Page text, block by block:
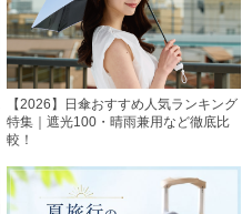
【2026】日傘おすすめ人気ランキング
特集｜遮光100・晴雨兼用など徹底比
較！